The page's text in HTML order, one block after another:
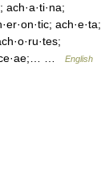
ach·a·ti·na;
ach·e·ta;
…
English